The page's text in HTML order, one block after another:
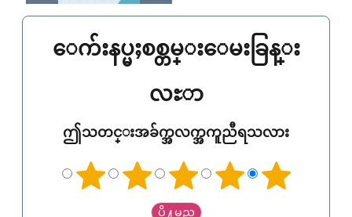
ေက်းနပ္မႈစစ္တမ္းေမးခြန္း
လႊာ
ဤသတင္းအခ်က္အလက္အကူညီရသလား